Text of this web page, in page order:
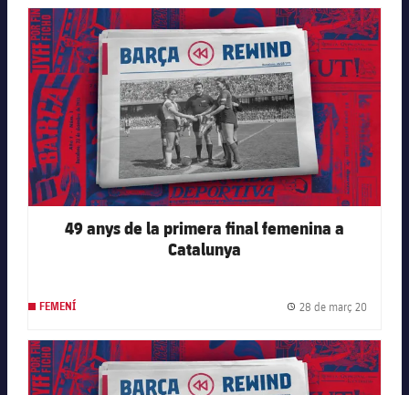
FC Barcelona club badge
49 anys de la primera final femenina a
Catalunya
FEMENÍ Data de
28 de març 20
FC Barcelona club badge